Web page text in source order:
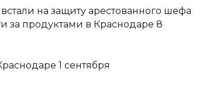
на защиту арестованного шефа
за продуктами в Краснодаре 8
1 сентября